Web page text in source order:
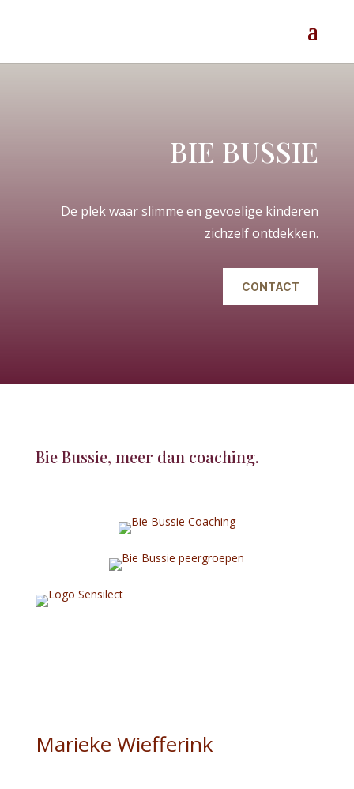
BIE BUSSIE
De plek waar slimme en gevoelige kinderen
zichzelf ontdekken.
CONTACT
Bie Bussie, meer dan coaching.
Marieke Wiefferink